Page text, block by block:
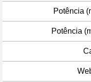
Potência
Potência